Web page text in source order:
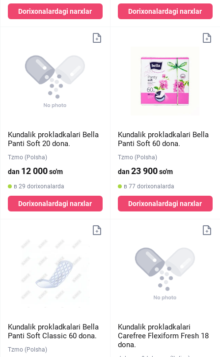
Dorixonalardagi narxlar Dorixonalardagi narxlar
Kundalik prokladkalari Bella
Panti Soft 20 dona.
Tzmo (Polsha)
dan 12 000so'm
в 29 dorixonalarda
Dorixonalardagi narxlar
Kundalik prokladkalari Bella
Panti Soft 60 dona.
Tzmo (Polsha)
dan23 900so'm
в 77 dorixonalarda
Dorixonalardagi narxlar
Kundalik prokladkalari Bella
Panti Soft Classic 60 dona.
Tzmo (Polsha)
Kundalik prokladkalari
Carefree Flexiform Fresh 18
dona.